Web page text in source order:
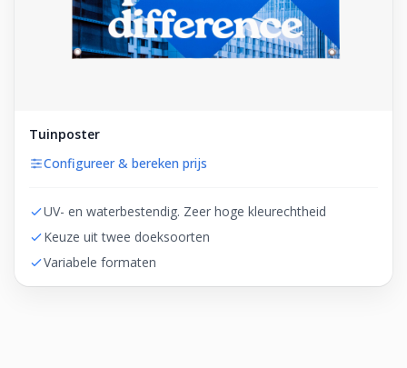
Tuinposter
Configureer & bereken prijs
UV- en waterbestendig. Zeer hoge kleurechtheid
Keuze uit twee doeksoorten
Variabele formaten